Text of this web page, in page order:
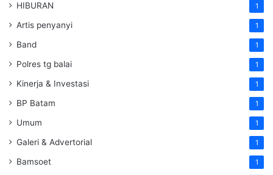
HIBURAN 1
Artis penyanyi 1
Band 1
Polres tg balai 1
Kinerja & Investasi 1
BP Batam 1
Umum 1
Galeri & Advertorial 1
Bamsoet 1